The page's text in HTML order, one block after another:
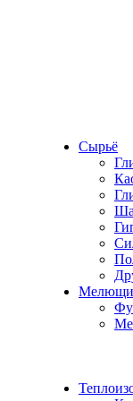
Сырьё